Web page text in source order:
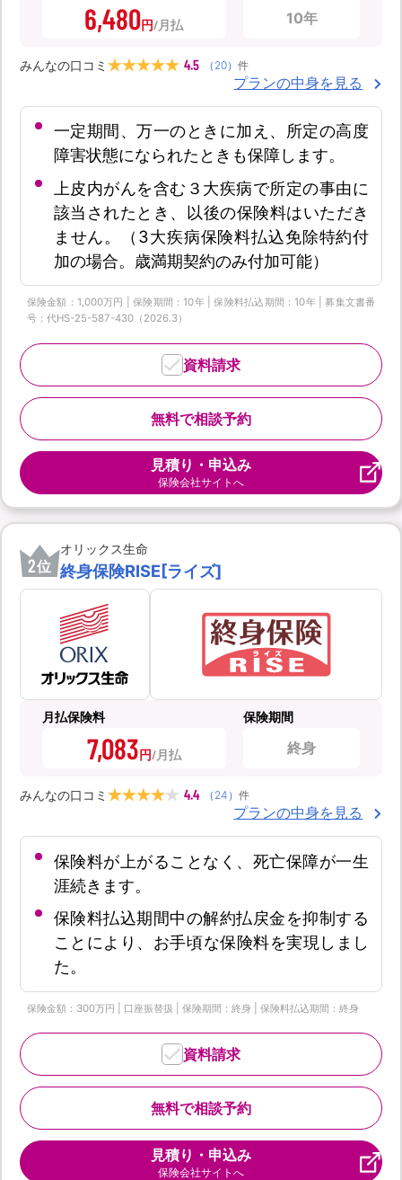
6,480円 10年
みんなの口コミ 4.5 （ 20） 件
プランの中身を見る
一定期間、万一のときに加え、所定の高度
障害状態になられたときも保障します。
上皮内がんを含む３大疾病で所定の事由に
該当されたとき、以後の保険料はいただき
ません。（3大疾病保険料払込免除特約付
加の場合。歳満期契約のみ付加可能）
保険金額：1,000万円 | 保険期間：10年 | 保険料払込期間：10年 | 募集文書番
号：代HS-25-587-430（2026.3）
無料で相談予約
資料請求
見積り・申込み
保険会社サイトへ
2位
オリックス生命
終身保険RISE[ライズ]
月払保険料
7,083円
保険期間
終身
みんなの口コミ 4.4 （ 24 ） 件
プランの中身を見る
保険料が上がることなく、死亡保障が一生
涯続きます。
保険料払込期間中の解約払戻金を抑制する
ことにより、お手頃な保険料を実現しまし
た。
保険金額：300万円 | 口座振替扱 | 保険期間：終身 | 保険料払込期間：終身
無料で相談予約
資料請求
見積り・申込み
保険会社サイトへ